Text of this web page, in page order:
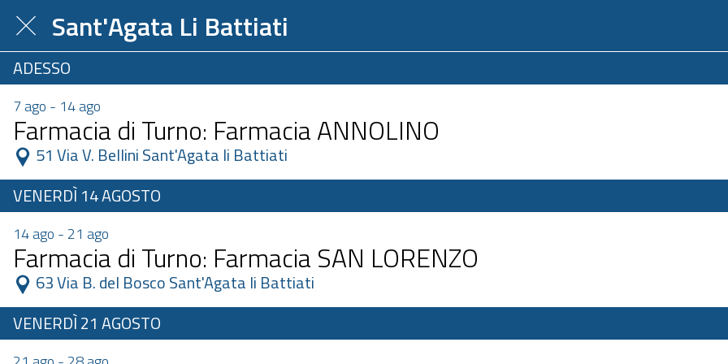
Sant'Agata Li Battiati
ADESSO
7 ago - 14 ago
Farmacia di Turno: Farmacia ANNOLINO
VENERDÌ 14 AGOSTO
14 ago - 21 ago
Farmacia di Turno: Farmacia SAN LORENZO
VENERDÌ 21 AGOSTO